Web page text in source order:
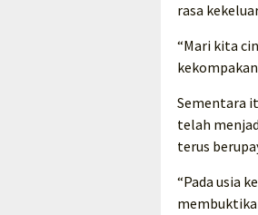
rasa
“Mari kita
Sementara
telah
terus
“Pada usia